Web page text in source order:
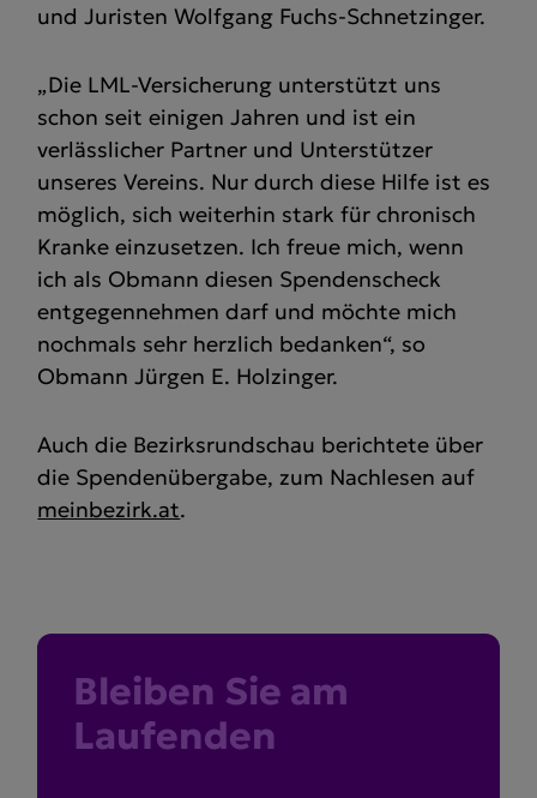
und Juristen Wolfgang Fuchs-Schnetzinger.
„Die LML-Versicherung unterstützt uns
schon seit einigen Jahren und ist ein
verlässlicher Partner und Unterstützer
unseres Vereins. Nur durch diese Hilfe ist es
möglich, sich weiterhin stark für chronisch
Kranke einzusetzen. Ich freue mich, wenn
ich als Obmann diesen Spendenscheck
entgegennehmen darf und möchte mich
nochmals sehr herzlich bedanken“, so
Obmann Jürgen E. Holzinger.
Auch die Bezirksrundschau berichtete über
die Spendenübergabe, zum Nachlesen auf
meinbezirk.at.
Bleiben Sie am
Laufenden